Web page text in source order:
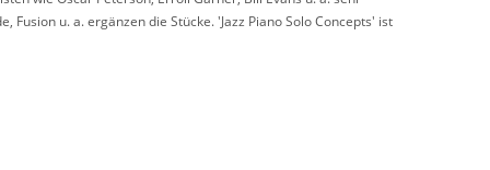
u. a. ergänzen die Stücke. 'Jazz Piano Solo Concepts' ist